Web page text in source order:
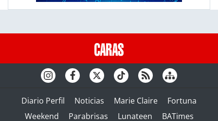
Diario Perfil Noticias Marie Claire
Fortuna
Weekend
Parabrisas Lunateen BATimes